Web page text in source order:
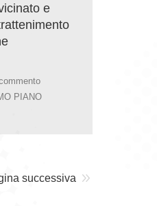
e
PIANO
successiva